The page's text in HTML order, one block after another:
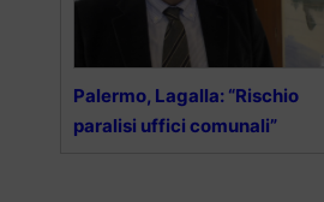
Palermo, Lagalla: “Rischio
paralisi uffici comunali”